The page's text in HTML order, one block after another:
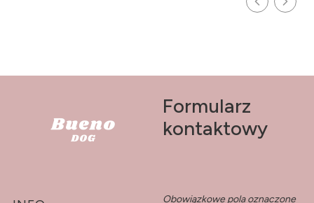
Formularz
kontaktowy
Obowiązkowe pola oznaczone